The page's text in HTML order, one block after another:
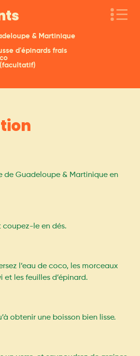
& Martinique
d'épinards frais
de Guadeloupe & Martinique en
coupez-le en dés.
l’eau de coco, les morceaux
et les feuilles d’épinard.
obtenir une boisson bien lisse.